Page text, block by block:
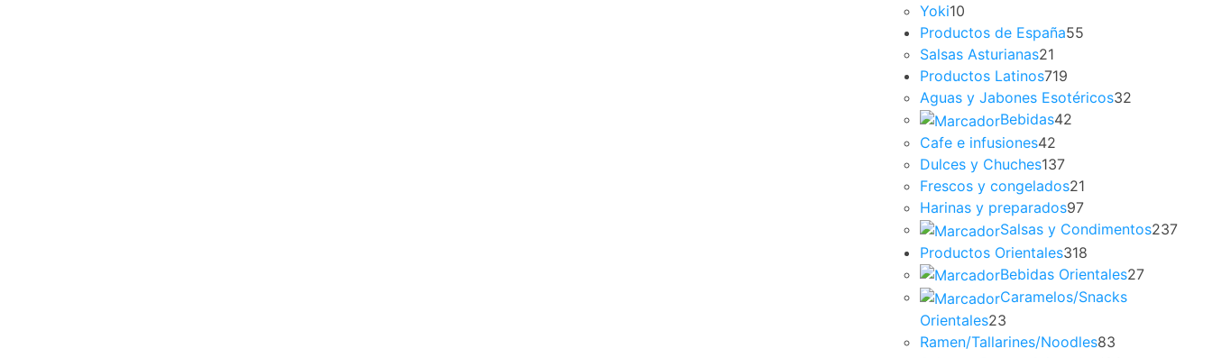
Yoki10
Productos de España55
Salsas Asturianas21
Productos Latinos719
Aguas y Jabones Esotéricos32
Bebidas42
Cafe e infusiones42
Dulces y Chuches137
Frescos y congelados21
Harinas y preparados97
Salsas y Condimentos237
Productos Orientales318
Bebidas Orientales27
Caramelos/Snacks
Orientales23
Ramen/Tallarines/Noodles83